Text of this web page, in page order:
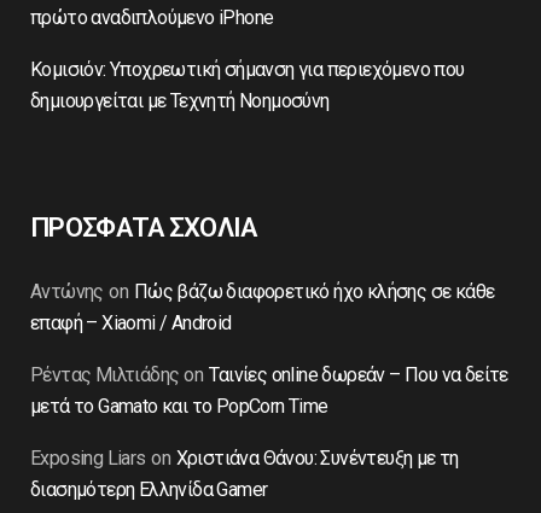
πρώτο αναδιπλούμενο iPhone
Κομισιόν: Υποχρεωτική σήμανση για περιεχόμενο που
δημιουργείται με Τεχνητή Νοημοσύνη
ΠΡΟΣΦΑΤΑ ΣΧΟΛΙΑ
Αντώνης on Πώς βάζω διαφορετικό ήχο κλήσης σε κάθε
επαφή – Xiaomi / Android
Ρέντας Μιλτιάδης onΤαινίες online δωρεάν – Που να δείτε
μετά το Gamato και το PopCorn Time
Exposing Liars on Χριστιάνα Θάνου: Συνέντευξη με τη
διασημότερη Ελληνίδα Gamer